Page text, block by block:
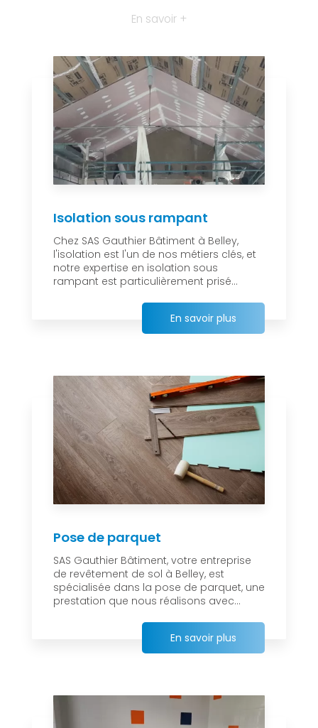
En savoir +
Isolation sous rampant
Chez SAS Gauthier Bâtiment à Belley,
l'isolation est l'un de nos métiers clés, et
notre expertise en isolation sous
rampant est particulièrement prisé...
En savoir plus
Pose de parquet
SAS Gauthier Bâtiment, votre entreprise
de revêtement de sol à Belley, est
spécialisée dans la pose de parquet, une
prestation que nous réalisons avec...
En savoir plus